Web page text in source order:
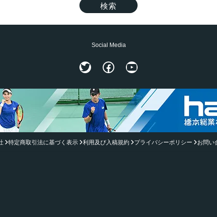
Social Media
TwitterFacebook
YouTube
特定商取引法に基づく表示 利用及び入稿規約 プライバシーポリシー お問い